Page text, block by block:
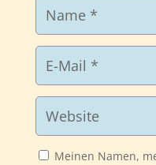
Meinen Namen,